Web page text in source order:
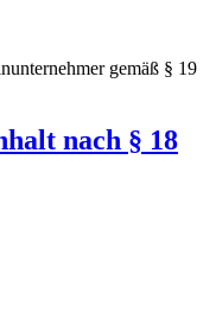
gemäß § 19
nach § 18